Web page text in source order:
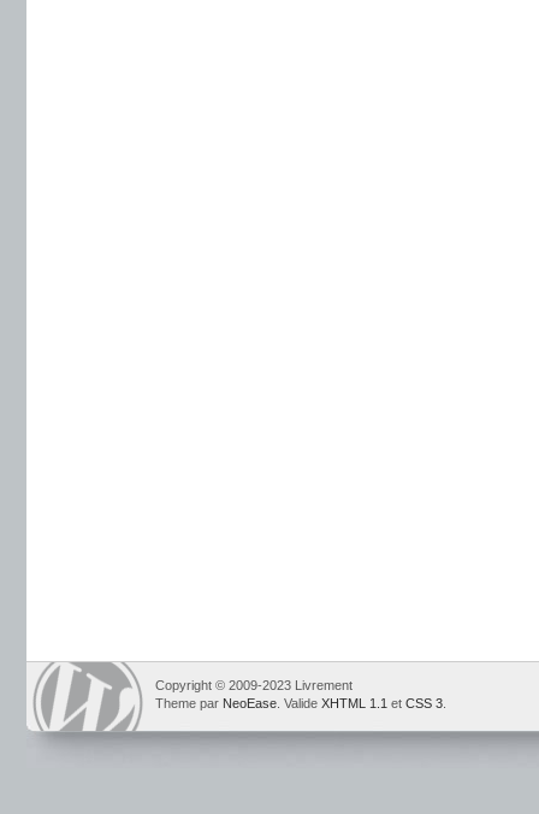
Copyright © 2009-2023 Livrement
Theme par NeoEase . Valide XHTML 1.1 et CSS 3